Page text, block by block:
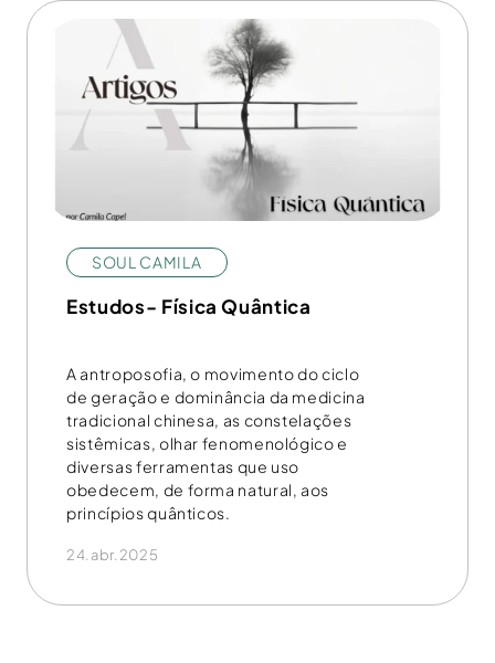
SOUL CAMILA
Estudos- Física Quântica
A antroposofia, o movimento do ciclo
de geração e dominância da medicina
tradicional chinesa, as constelações
sistêmicas, olhar fenomenológico e
diversas ferramentas que uso
obedecem, de forma natural, aos
princípios quânticos.
24.abr.2025